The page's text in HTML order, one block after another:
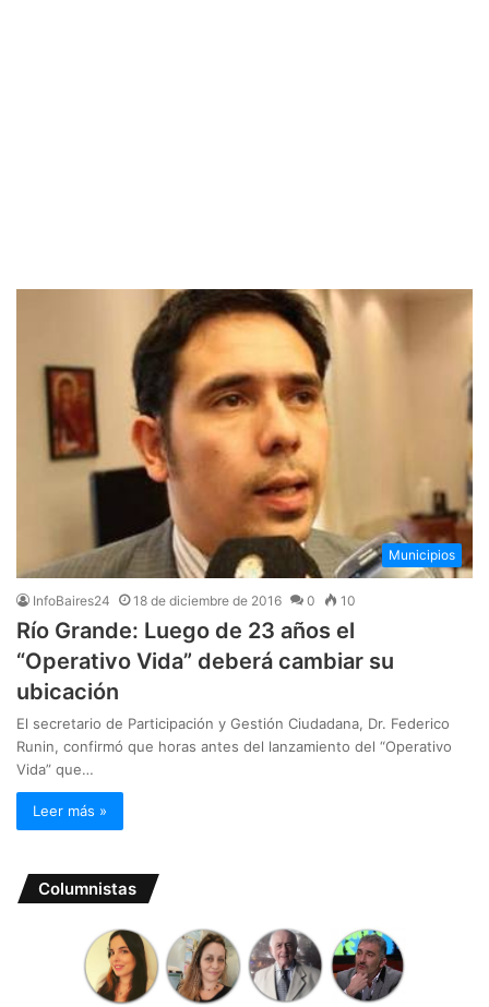
Municipios
InfoBaires24 18 de diciembre de 2016 0 10
Río Grande: Luego de 23 años el
“Operativo Vida” deberá cambiar su
ubicación
El secretario de Participación y Gestión Ciudadana, Dr. Federico
Runin, confirmó que horas antes del lanzamiento del “Operativo
Vida” que…
Leer más »
Columnistas